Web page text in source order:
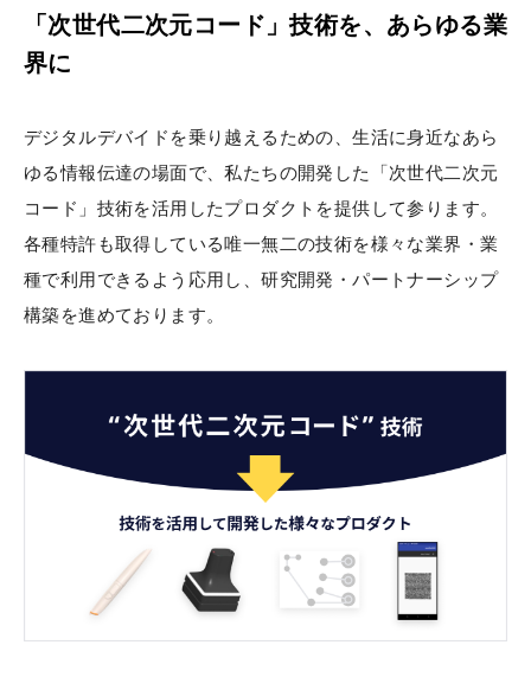
「次世代二次元コード」技術を、あらゆる業
界に
デジタルデバイドを乗り越えるための、生活に身近なあら
ゆる情報伝達の場面で、私たちの開発した「次世代二次元
コード」技術を活用したプロダクトを提供して参ります。
各種特許も取得している唯一無二の技術を様々な業界・業
種で利用できるよう応用し、研究開発・パートナーシップ
構築を進めております。